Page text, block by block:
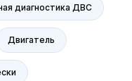
диагностика ДВС
Двигатель